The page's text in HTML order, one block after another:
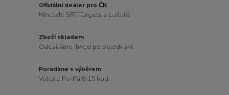
Oficiální dealer pro ČR
Minelab, SRT Targets a Leitold
Zboží skladem
Odesíláme ihned po objednání
Poradíme s výběrem
Volejte Po-Pá 8-15 hod.